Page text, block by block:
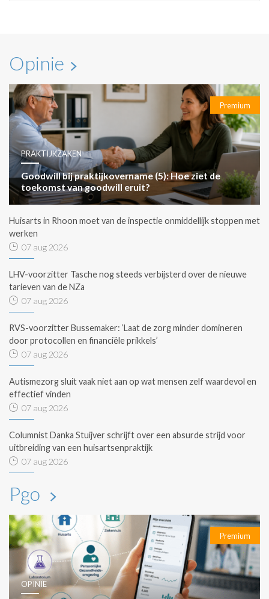
Opinie
Premium
PRAKTIJKZAKEN
Goodwill bij praktijkovername (5): Hoe ziet de
toekomst van goodwill eruit?
Huisarts in Rhoon moet van de inspectie onmiddellijk stoppen met
werken
07 aug 2026
LHV-voorzitter Tasche nog steeds verbijsterd over de nieuwe
tarieven van de NZa
07 aug 2026
RVS-voorzitter Bussemaker: ‘Laat de zorg minder domineren
door protocollen en financiële prikkels’
07 aug 2026
Autismezorg sluit vaak niet aan op wat mensen zelf waardevol en
effectief vinden
07 aug 2026
Columnist Danka Stuijver schrijft over een absurde strijd voor
uitbreiding van een huisartsenpraktijk
07 aug 2026
Pgo
Premium
OPINIE